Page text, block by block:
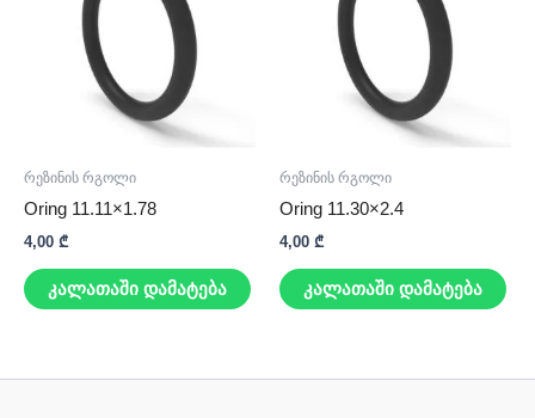
რეზინის რგოლი
Oring 11.11×1.78
4,00 ₾
კალათაში დამატება
რეზინის რგოლი
Oring 11.30×2.4
4,00 ₾
კალათაში დამატება